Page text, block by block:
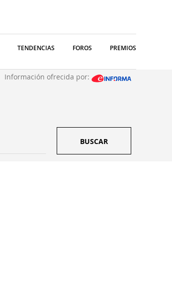
TENDENCIAS FOROS PREMIOS
Información ofrecida por:
BUSCAR